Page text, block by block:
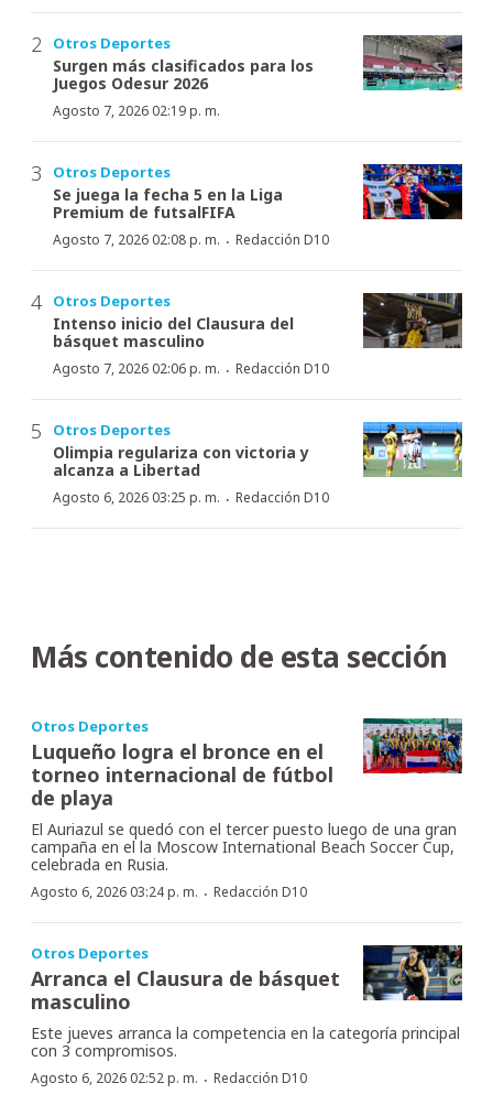
Otros Deportes
Surgen más clasificados para los
Juegos Odesur 2026
Agosto 7, 2026 02:19 p. m.
Otros Deportes
Se juega la fecha 5 en la Liga
Premium de futsalFIFA
Agosto 7, 2026 02:08 p. m. · Redacción D10
Otros Deportes
Intenso inicio del Clausura del
básquet masculino
Agosto 7, 2026 02:06 p. m. · Redacción D10
Otros Deportes
Olimpia regulariza con victoria y
alcanza a Libertad
Agosto 6, 2026 03:25 p. m. · Redacción D10
Más contenido de esta sección
Otros Deportes
Luqueño logra el bronce en el
torneo internacional de fútbol
de playa
El Auriazul se quedó con el tercer puesto luego de una gran
campaña en el la Moscow International Beach Soccer Cup,
celebrada en Rusia.
Agosto 6, 2026 03:24 p. m. · Redacción D10
Otros Deportes
Arranca el Clausura de básquet
masculino
Este jueves arranca la competencia en la categoría principal
con 3 compromisos.
Agosto 6, 2026 02:52 p. m. · Redacción D10